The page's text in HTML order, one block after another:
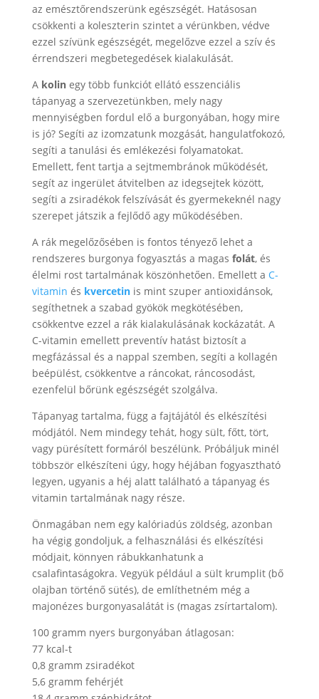
az emésztőrendszerünk egészségét. Hatásosan
csökkenti a koleszterin szintet a vérünkben, védve
ezzel szívünk egészségét, megelőzve ezzel a szív és
érrendszeri megbetegedések kialakulását.
A kolinegy több funkciót ellátó esszenciális
tápanyag a szervezetünkben, mely nagy
mennyiségben fordul elő a burgonyában, hogy mire
is jó? Segíti az izomzatunk mozgását, hangulatfokozó,
segíti a tanulási és emlékezési folyamatokat.
Emellett, fent tartja a sejtmembránok működését,
segít az ingerület átvitelben az idegsejtek között,
segíti a zsiradékok felszívását és gyermekeknél nagy
szerepet játszik a fejlődő agy működésében.
A rák megelőzősében is fontos tényező lehet a
rendszeres burgonya fogyasztás a magas folát, és
élelmi rost tartalmának köszönhetően. Emellett a C-
vitamin és kvercetinis mint szuper antioxidánsok,
segíthetnek a szabad gyökök megkötésében,
csökkentve ezzel a rák kialakulásának kockázatát. A
C-vitamin emellett preventív hatást biztosít a
megfázással és a nappal szemben, segíti a kollagén
beépülést, csökkentve a ráncokat, ráncosodást,
ezenfelül bőrünk egészségét szolgálva.
Tápanyag tartalma, függ a fajtájától és elkészítési
módjától. Nem mindegy tehát, hogy sült, főtt, tört,
vagy pürésített formáról beszélünk. Próbáljuk minél
többször elkészíteni úgy, hogy héjában fogyasztható
legyen, ugyanis a héj alatt található a tápanyag és
vitamin tartalmának nagy része.
Önmagában nem egy kalóriadús zöldség, azonban
ha végig gondoljuk, a felhasználási és elkészítési
módjait, könnyen rábukkanhatunk a
csalafintaságokra. Vegyük például a sült krumplit (bő
olajban történő sütés), de említhetném még a
majonézes burgonyasalátát is (magas zsírtartalom).
100 gramm nyers burgonyában átlagosan:
77 kcal-t
0,8 gramm zsiradékot
5,6 gramm fehérjét